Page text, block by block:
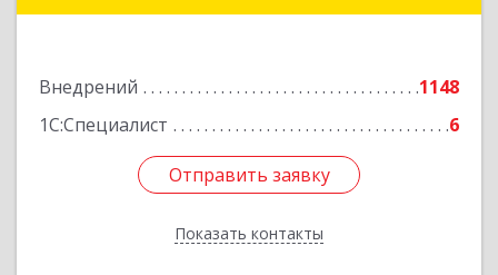
Внедрений
1148
1С:Специалист
6
Отправить заявку
Показать контакты
Отправить заявку
Назад